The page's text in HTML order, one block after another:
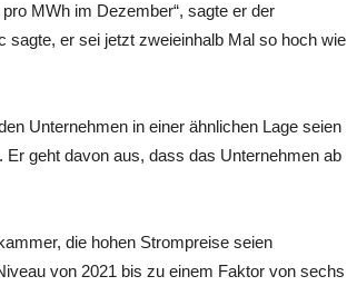
MWh im Dezember“, sagte er der
sagte, er sei jetzt zweieinhalb Mal so hoch wie
Unternehmen in einer ähnlichen Lage seien
geht davon aus, dass das Unternehmen ab
die hohen Strompreise seien
von 2021 bis zu einem Faktor von sechs